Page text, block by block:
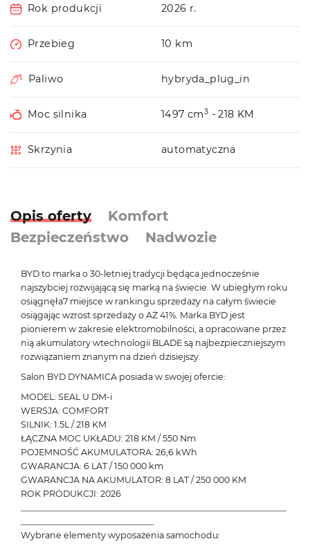
Rok produkcji 2026 r.
Przebieg 10 km
Paliwo hybryda_plug_in
Moc silnika 1497 cm3 - 218 KM
Skrzynia automatyczna
Opis oferty
Komfort
Bezpieczeństwo
Nadwozie
BYD to marka o 30-letniej tradycji będąca jednocześnie
najszybciej rozwijającą się marką na świecie. W ubiegłym roku
osiągnęła7 miejsce w rankingu sprzedaży na całym świecie
osiągając wzrost sprzedaży o AŻ 41%. Marka BYD jest
pionierem w zakresie elektromobilności, a opracowane przez
nią akumulatory wtechnologii BLADE są najbezpieczniejszym
rozwiązaniem znanym na dzień dzisiejszy.
Salon BYD DYNAMICA posiada w swojej ofercie:
MODEL: SEAL U DM-i
WERSJA: COMFORT
SILNIK: 1.5L / 218 KM
ŁĄCZNA MOC UKŁADU: 218 KM / 550 Nm
POJEMNOŚĆ AKUMULATORA: 26,6 kWh
GWARANCJA: 6 LAT / 150 000 km
GWARANCJA NA AKUMULATOR: 8 LAT / 250 000 KM
ROK PRODUKCJI: 2026
Wybrane elementy wyposażenia samochodu: